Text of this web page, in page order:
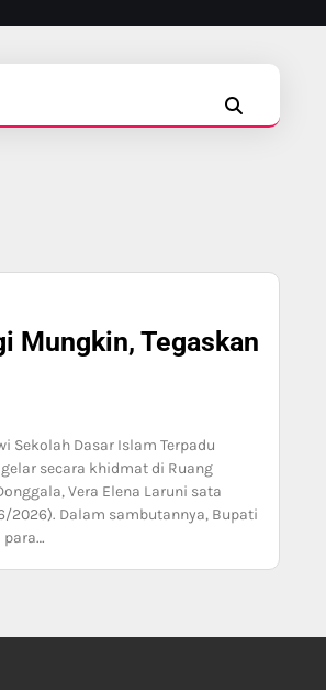
Mungkin, Tegaskan
Sekolah Dasar Islam Terpadu
secara khidmat di Ruang
Vera Elena Laruni sata
2026). Dalam sambutannya, Bupati
para…